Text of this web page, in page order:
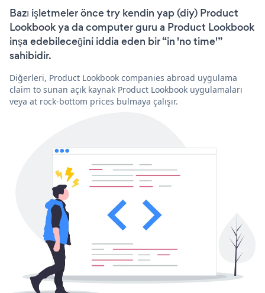
Bazı işletmeler önce try kendin yap (diy) Product
Lookbook ya da computer guru a Product Lookbook
inşa edebileceğini iddia eden bir “in 'no time'”
sahibidir.
Diğerleri, Product Lookbook companies abroad uygulama
claim to sunan açık kaynak Product Lookbook uygulamaları
veya at rock-bottom prices bulmaya çalışır.